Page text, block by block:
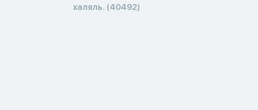
халяль. (40492)